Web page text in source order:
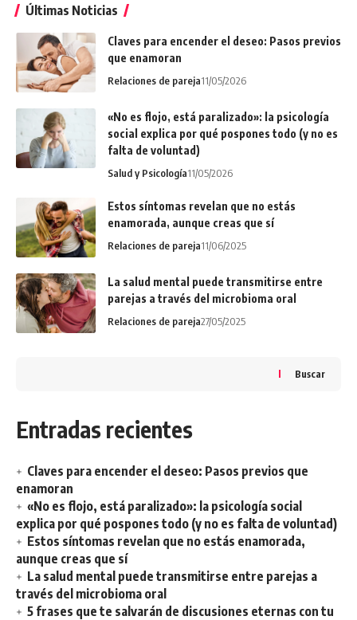
Últimas Noticias
Claves para encender el deseo: Pasos previos
que enamoran
Relaciones de pareja11/05/2026
«No es flojo, está paralizado»: la psicología
social explica por qué pospones todo (y no es
falta de voluntad)
Salud y Psicología11/05/2026
Estos síntomas revelan que no estás
enamorada, aunque creas que sí
Relaciones de pareja11/06/2025
La salud mental puede transmitirse entre
parejas a través del microbioma oral
Relaciones de pareja27/05/2025
Buscar
Entradas recientes
Claves para encender el deseo: Pasos previos que
enamoran
«No es flojo, está paralizado»: la psicología social
explica por qué pospones todo (y no es falta de voluntad)
Estos síntomas revelan que no estás enamorada,
aunque creas que sí
La salud mental puede transmitirse entre parejas a
través del microbioma oral
5 frases que te salvarán de discusiones eternas con tu